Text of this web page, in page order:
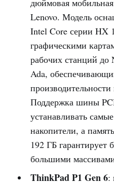
дюймовая
Lenovo. Модель
Intel Core серии HX
графическими
рабочих станций
Ada,
Поддержка шины
устанавливать
накопители, а
192 ГБ гарантирует
большими
ThinkPad P1 Gen 6: